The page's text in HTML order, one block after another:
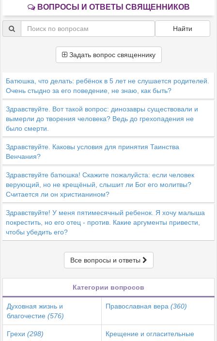
ВОПРОСЫ И ОТВЕТЫ СВЯЩЕННИКОВ
Найти
Задать вопрос священнику
Батюшка, что делать: ребёнок в 5 лет не слушается родителей.
Очень стыдно за его поведение, не знаю, как быть?
Здравствуйте. Вот такой вопрос: динозавры существовали и
вымерли до творения человека? Ведь до грехопадения не
было смерти.
Здравствуйте. Каковы условия для принятия Таинства
Венчания?
Здравствуйте батюшка! Скажите пожалуйста: если человек
верующий, но не крещёный, слышит ли Бог его молитвы?
Считается ли он христианином?
Здравствуйте! У меня пятимесячный ребенок. Я хочу малыша
покрестить, но его отец - против. Какие аргументы привести,
чтобы убедить его?
Все вопросы и ответы
Категории вопросов
Духовная жизнь и
благочестие (576)
Православная вера (360)
Грехи (298)
Крещение и огласительные